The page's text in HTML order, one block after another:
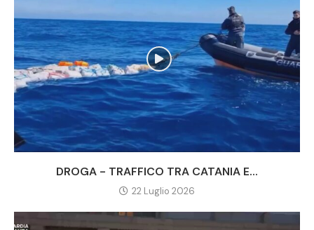
DROGA - TRAFFICO TRA CATANIA E...
22 Luglio 2026